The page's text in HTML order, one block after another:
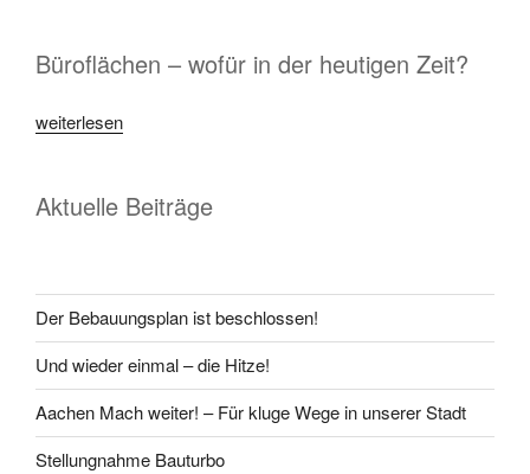
Büroflächen – wofür in der heutigen Zeit?
weiterlesen
Aktuelle Beiträge
Der Bebauungsplan ist beschlossen!
Und wieder einmal – die Hitze!
Aachen Mach weiter! – Für kluge Wege in unserer Stadt
Stellungnahme Bauturbo